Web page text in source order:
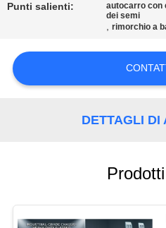
UN
PREVENTIVO
POLITICA
Punti salienti:
autocarro con
dei semi
,rimorchio a
DETTAGLI DI